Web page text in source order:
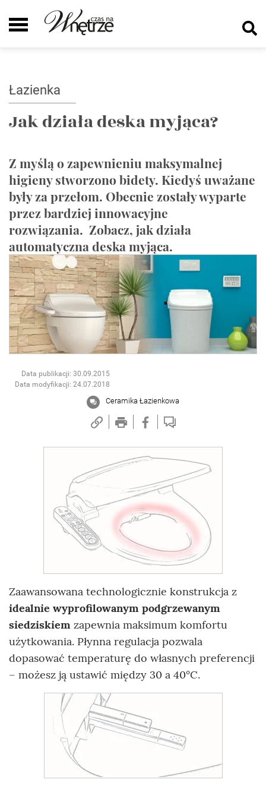
Łazienka
Jak działa deska myjąca?
Z myślą o zapewnieniu maksymalnej
higieny stworzono bidety. Kiedyś uważane
były za przełom. Obecnie zostały wyparte
przez bardziej innowacyjne
rozwiązania. Zobacz, jak działa
automatyczna deska myjąca.
Data publikacji: 30.09.2015
Data modyfikacji: 24.07.2018
Ceramika Łazienkowa
Zaawansowana technologicznie konstrukcja z
idealnie wyprofilowanym podgrzewanym
siedziskiem zapewnia maksimum komfortu
użytkowania. Płynna regulacja pozwala
dopasować temperaturę do własnych preferencji
– możesz ją ustawić między 30 a 40°C.